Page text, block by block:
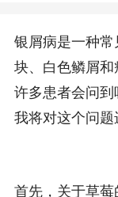
银屑病是一种
块、白色鳞屑和
许多患者会问到
我将对这个问题
首先，关于草莓